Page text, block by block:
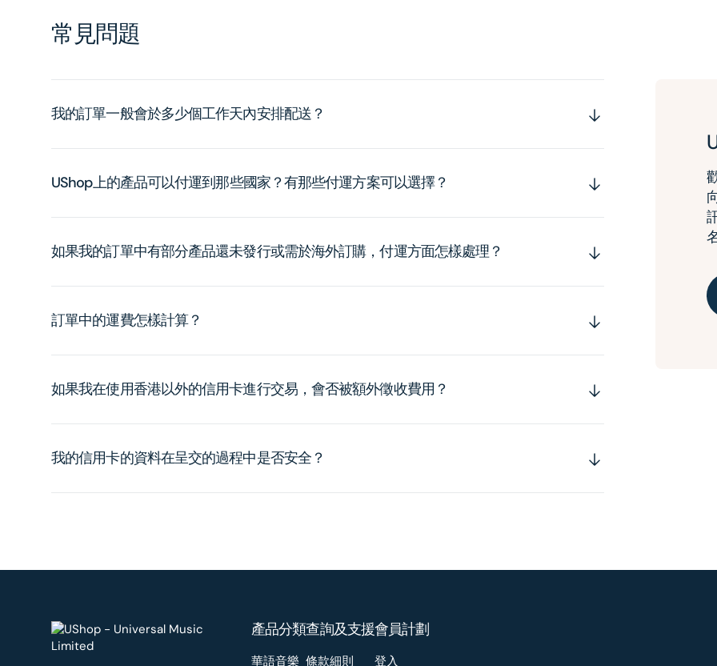
常見問題
我的訂單一般會於多少個工作天內安排配送？
UShop上的產品可以付運到那些國家？有那些付運方案可以選擇？
如果我的訂單中有部分產品還未發行或需於海外訂購，付運方面怎樣處理？
訂單中的運費怎樣計算？
如果我在使用香港以外的信用卡進行交易，會否被額外徵收費用？
我的信用卡的資料在呈交的過程中是否安全？
產品分類
華語音樂
查詢及支援
條款細則
會員計劃
登入